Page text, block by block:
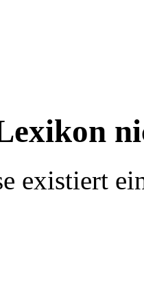
existiert